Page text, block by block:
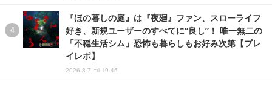
『ほの暮しの庭』は『夜廻』ファン、スローライフ
好き、新規ユーザーのすべてに“良し”！ 唯一無二の
「不穏生活シム」恐怖も暮らしもお好み次第【プレ
イレポ】
2026.8.7 Fri 19:45